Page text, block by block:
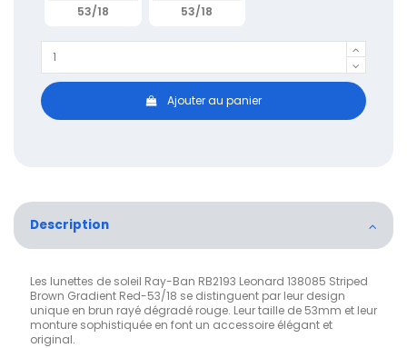
53/18 53/18
Ajouter au panier
Description
Les lunettes de soleil Ray-Ban RB2193 Leonard 138085 Striped
Brown Gradient Red-53/18 se distinguent par leur design
unique en brun rayé dégradé rouge. Leur taille de 53mm et leur
monture sophistiquée en font un accessoire élégant et
original.